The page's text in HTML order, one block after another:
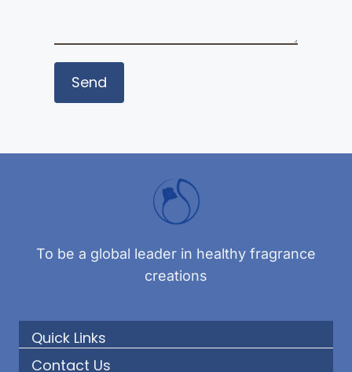
To be a global leader in healthy fragrance
creations
Quick Links
Contact Us